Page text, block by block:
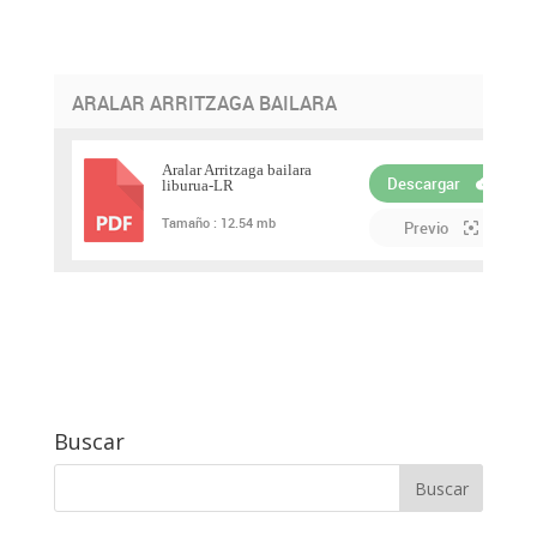
ARALAR ARRITZAGA BAILARA
PDF
Aralar Arritzaga bailara
liburua-LR
Tamaño : 12.54 mb
Descargar
Previo
Buscar